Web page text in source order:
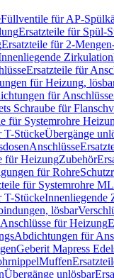
Füllventile für AP-
Ersatzteile für Spül-
Ersatzteile für 2-
Zirkulation
Ersatzteile für
für Heizung,
für Anschlüsse
Schraube für
für Systemrohre
T-StückeÜbergänge
Anschlüsse
für HeizungZubehör
für Rohre
für Systemrohre ML
T-StückeInnenliegende
lösbar
Anschlüsse für Heizung
Abdichtungen für
Geberit Mapress
Muffen
Übergänge unlösbar